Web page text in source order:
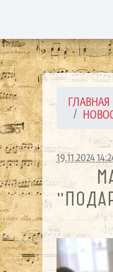
ГЛАВНАЯ
19.11.2024